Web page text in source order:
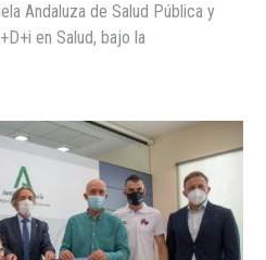
Andaluza de Salud Pública y
en Salud, bajo la